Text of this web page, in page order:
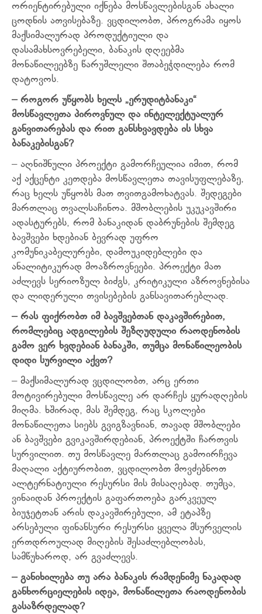
ორიენტირებული იქნება მოსწავლებისგან ახალი
ცოდნის ათვისებაზე. ვცდილობთ, პროგრამა იყოს
მაქსიმალურად პროდუქტიული და
დასამახსოვრებელი, ბანაკის დღეებმა
მონაწილეებზე წარუშლელი შთაბეჭდილება რომ
დატოვოს.
– როგორ უწყობს ხელს „ერუდიტბანაკი“
მოსწავლეთა პიროვნულ და ინტელექტუალურ
განვითარებას და რით განსხვავდება ის სხვა
ბანაკებისგან?
– აღნიშნული პროექტი გამორჩეულია იმით, რომ
აქ აქცენტი კეთდება მოსწავლეთა თავისუფლებაზე,
რაც ხელს უწყობს მათ თვითგამოხატვას. შედეგები
მართლაც თვალსაჩინოა. მშობლების უკუკავშირი
ადასტურებს, რომ ბანაკიდან დაბრუნების შემდეგ
ბავშვები ხდებიან ბევრად უფრო
კომუნიკაბელურები, დამოუკიდებლები და
ანალიტიკურად მოაზროვნეები. პროექტი მათ
აძლევს სერიოზულ ბიძგს, კრიტიკული აზროვნებისა
და ლიდერული თვისებების განსავითარებლად.
– რას ფიქრობთ იმ ბავშვებთან დაკავშირებით,
რომლებიც ადგილების შეზღუდული რაოდენობის
გამო ვერ ხვდებიან ბანაკში, თუმცა მონაწილეობის
დიდი სურვილი აქვთ?
– მაქსიმალურად ვცდილობთ, არც ერთი
მოტივირებული მოსწავლე არ დარჩეს ყურადღების
მიღმა. ხშირად, მას შემდეგ, რაც სკოლები
მონაწილეთა სიებს გვიგზავნიან, თავად მშობლები
ან ბავშვები გვიკავშირდებიან, პროექტში ჩართვის
სურვილით. თუ მოსწავლე მართლაც გამოირჩევა
მაღალი აქტიურობით, ვცდილობთ მოვძებნოთ
ალტერნატიული რესურსი მის მისაღებად. თუმცა,
ვინაიდან პროექტის გაფართოება გარკვეულ
ბიუჯეტთან არის დაკავშირებული, ამ ეტაპზე
არსებული ფინანსური რესურსი ყველა მსურველის
ერთდროულად მიღების შესაძლებლობას,
სამწუხაროდ, არ გვაძლევს.
– განიხილება თუ არა ბანაკის რამდენიმე ნაკადად
განხორციელების იდეა, მონაწილეთა რაოდენობის
გასაზრდელად?